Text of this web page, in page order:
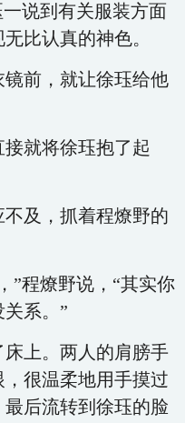
说到有关服装方面
比认真的神色。
前，就让徐珏给他
就将徐珏抱了起
及，抓着程燎野的
”程燎野说，“其实你
系。”
上。两人的肩膀手
很温柔地用手摸过
后流转到徐珏的脸